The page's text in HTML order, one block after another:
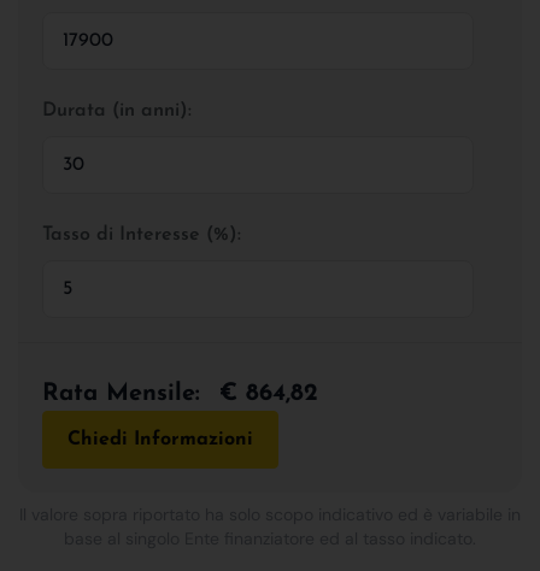
Durata (in anni):
Tasso di Interesse (%):
Rata Mensile: € 864,82
Chiedi Informazioni